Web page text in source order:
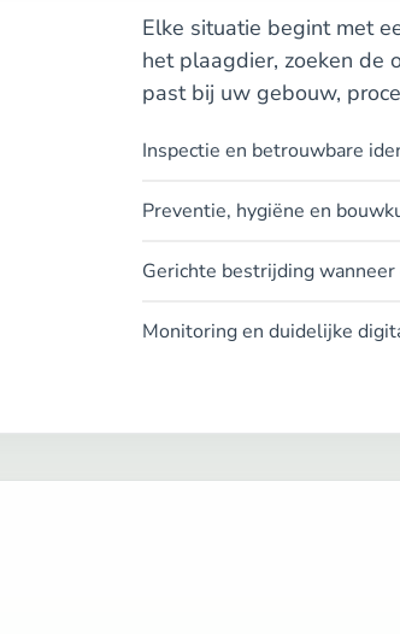
Elke situatie begint met
het plaagdier, zoeken de
past bij uw gebouw,
Inspectie en betrouwbare
Preventie, hygiëne en
Gerichte bestrijding wanneer
Monitoring en duidelijke